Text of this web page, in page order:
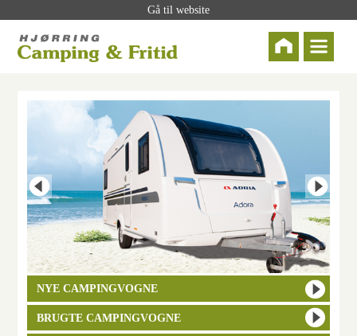
Gå til website
NYE CAMPINGVOGNE
BRUGTE CAMPINGVOGNE